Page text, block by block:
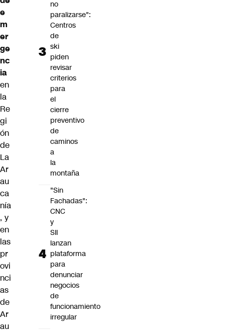
e
m
er
ge
nc
ia
en
la
Re
gi
ón
de
La
Ar
au
ca
nía
, y
en
las
pr
ovi
nci
as
de
Ar
au
no
paralizarse":
Centros
de
ski
piden
revisar
criterios
para
el
cierre
preventivo
de
caminos
a
la
montaña
"Sin
Fachadas":
CNC
y
SII
lanzan
plataforma
para
denunciar
negocios
de
funcionamiento
irregular